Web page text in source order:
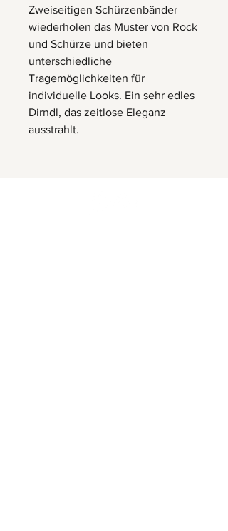
Zweiseitigen Schürzenbänder
wiederholen das Muster von Rock
und Schürze und bieten
unterschiedliche
Tragemöglichkeiten für
individuelle Looks. Ein sehr edles
Dirndl, das zeitlose Eleganz
ausstrahlt.